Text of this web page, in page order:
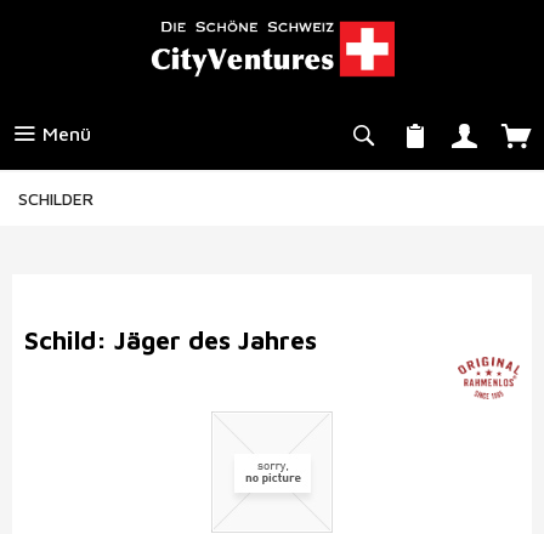
Menü
SCHILDER
Schild: Jäger des Jahres